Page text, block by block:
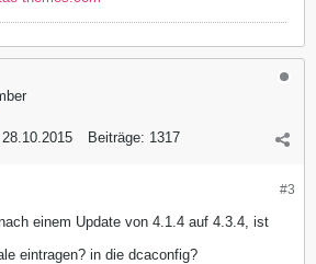
28.10.2015 Beiträge: 1317
#3
einem Update von 4.1.4 auf 4.3.4, ist
eintragen? in die dcaconfig?